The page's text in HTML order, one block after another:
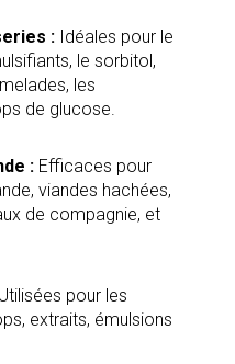
: Idéales pour le
le sorbitol,
les
de glucose.
: Efficaces pour
viandes hachées,
de compagnie, et
Utilisées pour les
extraits, émulsions